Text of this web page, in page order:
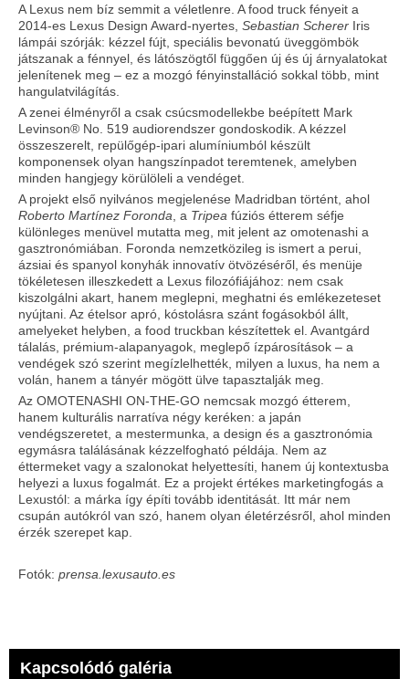
A Lexus nem bíz semmit a véletlenre. A food truck fényeit a
2014-es Lexus Design Award-nyertes, Sebastian Scherer Iris
lámpái szórják: kézzel fújt, speciális bevonatú üveggömbök
játszanak a fénnyel, és látószögtől függően új és új árnyalatokat
jelenítenek meg – ez a mozgó fényinstalláció sokkal több, mint
hangulatvilágítás.
A zenei élményről a csak csúcsmodellekbe beépített Mark
Levinson® No. 519 audiorendszer gondoskodik. A kézzel
összeszerelt, repülőgép-ipari alumíniumból készült
komponensek olyan hangszínpadot teremtenek, amelyben
minden hangjegy körülöleli a vendéget.
A projekt első nyilvános megjelenése Madridban történt, ahol
Roberto Martínez Foronda , a Tripea fúziós étterem séfje
különleges menüvel mutatta meg, mit jelent az omotenashi a
gasztronómiában. Foronda nemzetközileg is ismert a perui,
ázsiai és spanyol konyhák innovatív ötvözéséről, és menüje
tökéletesen illeszkedett a Lexus filozófiájához: nem csak
kiszolgálni akart, hanem meglepni, meghatni és emlékezeteset
nyújtani. Az ételsor apró, kóstolásra szánt fogásokból állt,
amelyeket helyben, a food truckban készítettek el. Avantgárd
tálalás, prémium-alapanyagok, meglepő ízpárosítások – a
vendégek szó szerint megízlelhették, milyen a luxus, ha nem a
volán, hanem a tányér mögött ülve tapasztalják meg.
Az OMOTENASHI ON-THE-GO nemcsak mozgó étterem,
hanem kulturális narratíva négy keréken: a japán
vendégszeretet, a mestermunka, a design és a gasztronómia
egymásra találásának kézzelfogható példája. Nem az
éttermeket vagy a szalonokat helyettesíti, hanem új kontextusba
helyezi a luxus fogalmát. Ez a projekt értékes marketingfogás a
Lexustól: a márka így építi tovább identitását. Itt már nem
csupán autókról van szó, hanem olyan életérzésről, ahol minden
érzék szerepet kap.
Fotók: prensa.lexusauto.es
Kapcsolódó galéria